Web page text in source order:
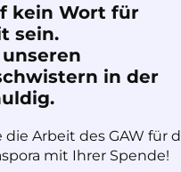
kein Wort für
sein.
in der
Arbeit des GAW für
mit Ihrer Spende!